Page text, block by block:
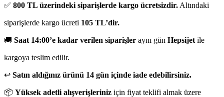
✅ 800 TL üzerindeki siparişlerde kargo ücretsizdir. Altındaki
siparişlerde kargo ücreti 105 TL’dir.
🚚 Saat 14:00’e kadar verilen siparişler aynı gün Hepsijet ile
kargoya teslim edilir.
↩️ Satın aldığınız ürünü 14 gün içinde iade edebilirsiniz.
📦 Yüksek adetli alışverişleriniz için fiyat teklifi almak üzere